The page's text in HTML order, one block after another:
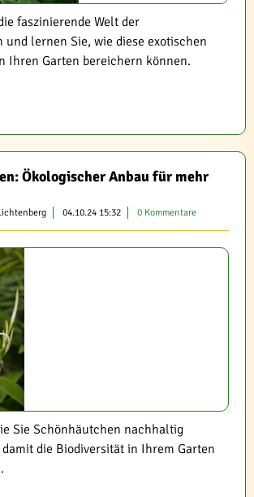
faszinierende Welt der
und lernen Sie, wie diese exotischen
Ihren Garten bereichern können.
Ökologischer Anbau für mehr
04.10.24 15:32 0 Kommentare
Sie Schönhäutchen nachhaltig
die Biodiversität in Ihrem Garten